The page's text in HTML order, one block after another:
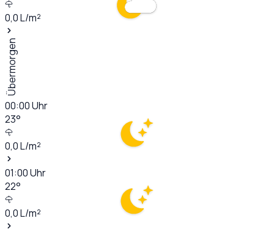
0,0L/m²
Übermorgen
00:00Uhr
23°
0,0L/m²
01:00Uhr
22°
0,0L/m²